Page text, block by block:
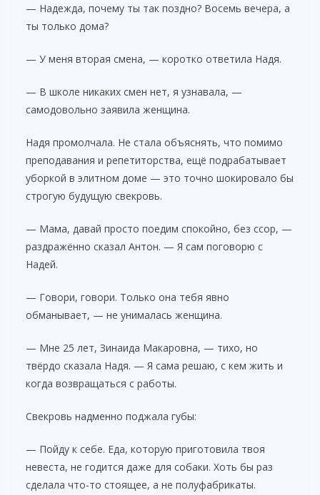
— Надежда, почему ты так поздно? Восемь вечера, а
ты только дома?
— У меня вторая смена, — коротко ответила Надя.
— В школе никаких смен нет, я узнавала, —
самодовольно заявила женщина.
Надя промолчала. Не стала объяснять, что помимо
преподавания и репетиторства, ещё подрабатывает
уборкой в элитном доме — это точно шокировало бы
строгую будущую свекровь.
— Мама, давай просто поедим спокойно, без ссор, —
раздражённо сказал Антон. — Я сам поговорю с
Надей.
— Говори, говори. Только она тебя явно
обманывает, — не унималась женщина.
— Мне 25 лет, Зинаида Макаровна, — тихо, но
твёрдо сказала Надя. — Я сама решаю, с кем жить и
когда возвращаться с работы.
Свекровь надменно поджала губы:
— Пойду к себе. Еда, которую приготовила твоя
невеста, не годится даже для собаки. Хоть бы раз
сделала что-то стоящее, а не полуфабрикаты.